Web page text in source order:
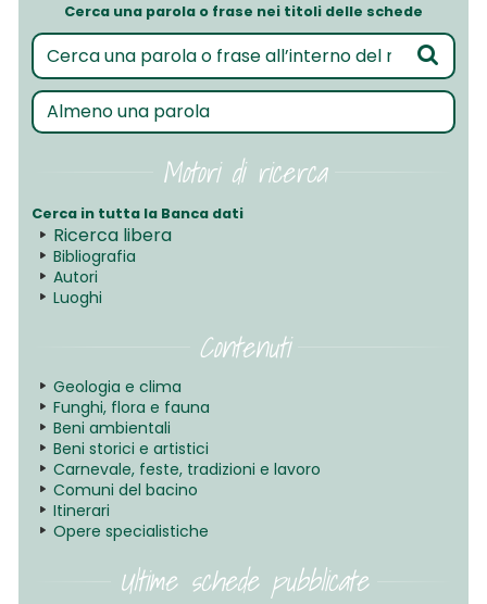
Cerca una parola o frase nei titoli delle schede
Motori di ricerca
Cerca in tutta la Banca dati
Ricerca libera
Bibliografia
Autori
Luoghi
Contenuti
Geologia e clima
Funghi, flora e fauna
Beni ambientali
Beni storici e artistici
Carnevale, feste, tradizioni e lavoro
Comuni del bacino
Itinerari
Opere specialistiche
Ultime schede pubblicate